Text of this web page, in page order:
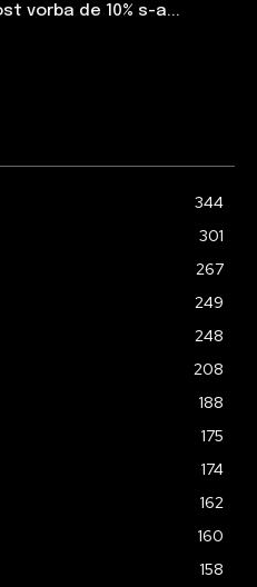
vorba de 10% s-a...
344
301
267
249
248
208
188
175
174
162
160
158